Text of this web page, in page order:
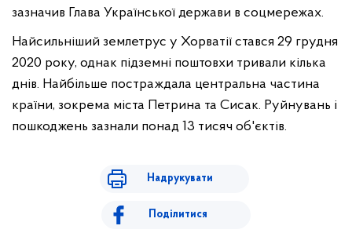
зазначив Глава Української держави в соцмережах.
Найсильніший землетрус у Хорватії стався 29 грудня
2020 року, однак підземні поштовхи тривали кілька
днів. Найбільше постраждала центральна частина
країни, зокрема міста Петрина та Сисак. Руйнувань і
пошкоджень зазнали понад 13 тисяч об'єктів.
Надрукувати
Поділитися